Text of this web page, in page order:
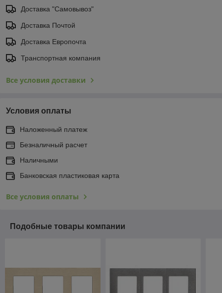
Доставка "Самовывоз"
Доставка Почтой
Доставка Европочта
Транспортная компания
Все условия доставки
Условия оплаты
Наложенный платеж
Безналичный расчет
Наличными
Банковская пластиковая карта
Все условия оплаты
Подобные товары компании